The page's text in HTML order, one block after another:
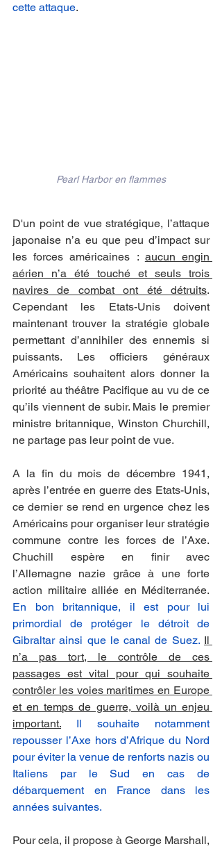
cette attaque.
Pearl Harbor en flammes
D'un point de vue stratégique, l’attaque
japonaise n’a eu que peu d’impact sur
les forces américaines : aucun engin
aérien n’a été touché et seuls trois
navires de combat ont été détruits.
Cependant les Etats-Unis doivent
maintenant trouver la stratégie globale
permettant d’annihiler des ennemis si
puissants. Les officiers généraux
Américains souhaitent alors donner la
priorité au théâtre Pacifique au vu de ce
qu’ils viennent de subir. Mais le premier
ministre britannique, Winston Churchill,
ne partage pas leur point de vue.
A la fin du mois de décembre 1941,
après l’entrée en guerre des Etats-Unis,
ce dernier se rend en urgence chez les
Américains pour organiser leur stratégie
commune contre les forces de l’Axe.
Chuchill espère en finir avec
l’Allemagne nazie grâce à une forte
En bon britannique, il est pour lui
primordial de protéger le détroit de
Gibraltar ainsi que le canal de Suez. Il
n’a pas tort, le contrôle de ces
passages est vital pour qui souhaite
contrôler les voies maritimes en Europe
et en temps de guerre, voilà un enjeu
important.
Il souhaite notamment
repousser l’Axe hors d’Afrique du Nord
pour éviter la venue de renforts nazis ou
Italiens par le Sud en cas de
débarquement en France dans les
années suivantes.
Pour cela, il propose à George Marshall,